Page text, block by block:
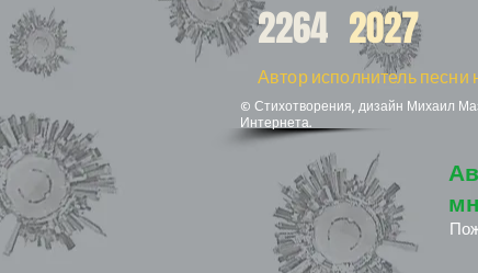
2264 2027
Автор исполнитель песни
© Стихотворения, дизайн Михаил
Интернета.